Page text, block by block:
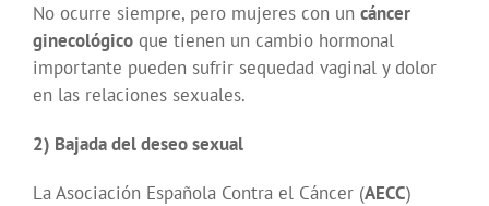
No ocurre siempre, pero mujeres con un cáncer
ginecológico que tienen un cambio hormonal
importante pueden sufrir sequedad vaginal y dolor
en las relaciones sexuales.
2) Bajada del deseo sexual
La Asociación Española Contra el Cáncer (AECC)